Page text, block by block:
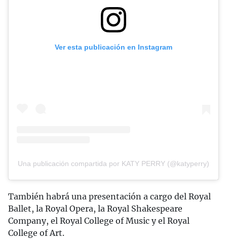
Ver esta publicación en Instagram
Una publicación compartida por KATY PERRY (@katyperry)
También habrá una presentación a cargo del Royal
Ballet, la Royal Opera, la Royal Shakespeare
Company, el Royal College of Music y el Royal
College of Art.